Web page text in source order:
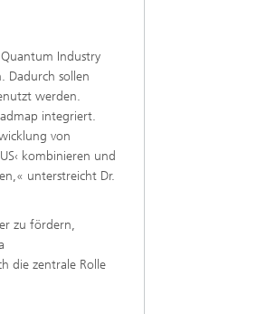
Industry
Dadurch sollen
werden.
integriert.
von
kombinieren und
unterstreicht Dr.
zu fördern,
die zentrale Rolle